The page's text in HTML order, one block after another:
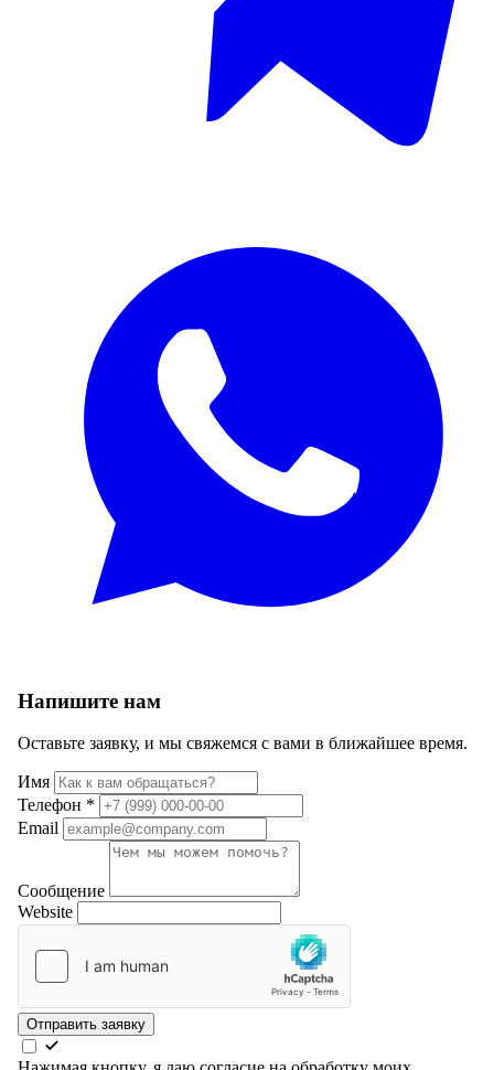
Напишите нам
Оставьте заявку, и мы свяжемся с вами в ближайшее время.
Имя
Телефон *
Email
Сообщение
Website
Отправить заявку